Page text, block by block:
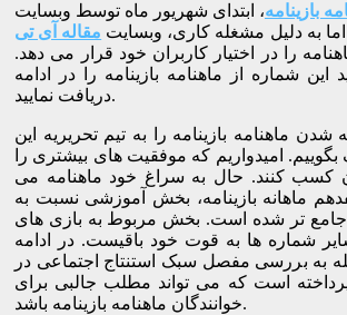
بازینامه، ابتدای شهریور ماه توسط وبسایت
به دلیل مشغله کاری، وبسایت مقاله آی تی
را در اختیار کاربران خود قرار می دهد.
این شماره از ماهنامه بازینامه را در ادامه
دریافت نمایید.
شدن ماهنامه بازینامه را به تیم تحریریه این
بگوییم. امیدواریم که موفقیت های بیشتری را
کسب کنند. حال به سراغ خود ماهنامه می
ماهانه بازینامه، بخش آموزشی نسبت به
تر شده است. بخش مربوط به بازی های
سایر شماره ها به قوت خود باقیست. در ادامه
به بررسی مفصل سبک استنتاج اجتماعی در
است که می تواند مطلب جالبی برای
خوانندگان ماهنامه بازینامه باشد.